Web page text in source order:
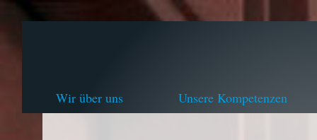
Wir über uns Unsere Kompetenzen